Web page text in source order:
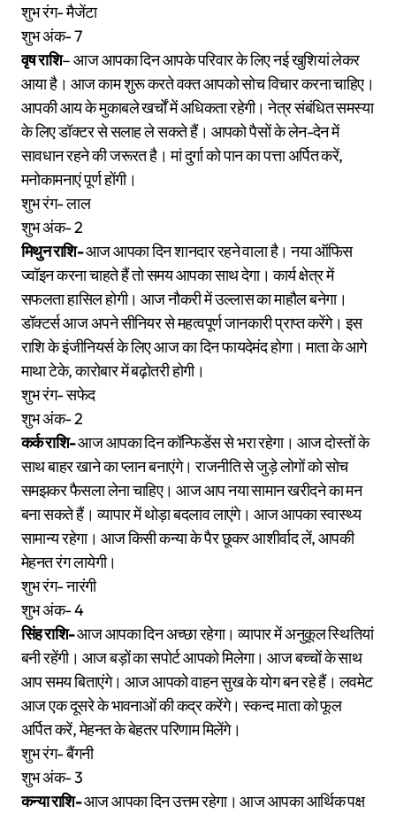
शुभ रंग- मैजेंटा
शुभ अंक- 7
वृष राशि– आज आपका दिन आपके परिवार के लिए नई खुशियां लेकर
आया है। आज काम शुरू करते वक्त आपको सोच विचार करना चाहिए।
आपकी आय के मुकाबले खर्चों में अधिकता रहेगी। नेत्र संबंधित समस्या
के लिए डॉक्टर से सलाह ले सकते हैं। आपको पैसों के लेन-देन में
सावधान रहने की जरूरत है। मां दुर्गा को पान का पत्ता अर्पित करें,
मनोकामनाएं पूर्ण होंगी।
शुभ रंग- लाल
शुभ अंक- 2
मिथुन राशि-आज आपका दिन शानदार रहने वाला है। नया ऑफिस
ज्वॉइन करना चाहते हैं तो समय आपका साथ देगा। कार्य क्षेत्र में
सफलता हासिल होगी। आज नौकरी में उल्लास का माहौल बनेगा।
डॉक्टर्स आज अपने सीनियर से महत्वपूर्ण जानकारी प्राप्त करेंगे। इस
राशि के इंजीनियर्स के लिए आज का दिन फायदेमंद होगा। माता के आगे
माथा टेके, कारोबार में बढ़ोतरी होगी।
शुभ रंग- सफेद
शुभ अंक- 2
कर्क राशि-आज आपका दिन कॉन्फिडेंस से भरा रहेगा। आज दोस्तों के
साथ बाहर खाने का प्लान बनाएंगे। राजनीति से जुड़े लोगों को सोच
समझकर फैसला लेना चाहिए। आज आप नया सामान खरीदने का मन
बना सकते हैं। व्यापार में थोड़ा बदलाव लाएंगे। आज आपका स्वास्थ्य
सामान्य रहेगा। आज किसी कन्या के पैर छूकर आशीर्वाद लें, आपकी
मेहनत रंग लायेगी।
शुभ रंग- नारंगी
शुभ अंक- 4
सिंह राशि-आज आपका दिन अच्छा रहेगा। व्यापार में अनुकूल स्थितियां
बनी रहेंगी। आज बड़ों का सपोर्ट आपको मिलेगा। आज बच्चों के साथ
आप समय बिताएंगे। आज आपको वाहन सुख के योग बन रहे हैं। लवमेट
आज एक दूसरे के भावनाओं की कद्र करेंगे। स्कन्द माता को फूल
अर्पित करें, मेहनत के बेहतर परिणाम मिलेंगे।
शुभ रंग- बैंगनी
शुभ अंक- 3
कन्या राशि-आज आपका दिन उत्तम रहेगा। आज आपका आर्थिक पक्ष